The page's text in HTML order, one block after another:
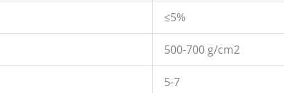
≤5%
500-700 g/cm2
5-7